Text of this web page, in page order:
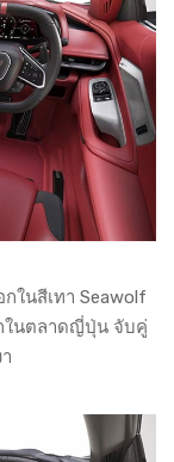
ในสีเทา Seawolf
ในตลาดญี่ปุ่น จับคู่